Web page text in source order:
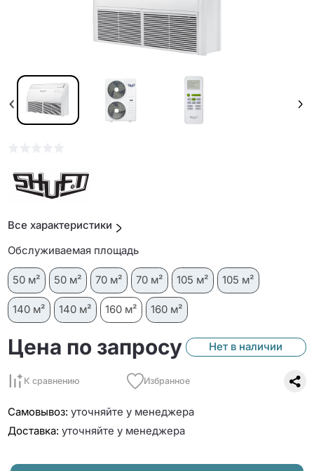
Все характеристики
Обслуживаемая площадь
50 м² 50 м² 70 м² 70 м² 105 м² 105 м²
140 м² 140 м² 160 м² 160 м²
Цена по запросу Нет в наличии
К сравнению Избранное
Самовывоз: уточняйте у менеджера
Доставка: уточняйте у менеджера